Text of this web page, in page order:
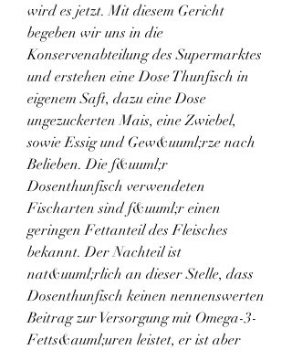
wird es jetzt. Mit diesem Gericht
begeben wir uns in die
Konservenabteilung des Supermarktes
und erstehen eine Dose Thunfisch in
eigenem Saft, dazu eine Dose
ungezuckerten Mais, eine Zwiebel,
sowie Essig und Gew&uuml;rze nach
Belieben. Die f&uuml;r
Dosenthunfisch verwendeten
Fischarten sind f&uuml;r einen
geringen Fettanteil des Fleisches
bekannt. Der Nachteil ist
nat&uuml;rlich an dieser Stelle, dass
Dosenthunfisch keinen nennenswerten
Beitrag zur Versorgung mit Omega-3-
Fetts&auml;uren leistet, er ist aber